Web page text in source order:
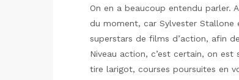
On en a beaucoup entendu parler.
du moment, car Sylvester Stallone
superstars de films d’action, afin
Niveau action, c’est certain, on
tire larigot, courses poursuites en